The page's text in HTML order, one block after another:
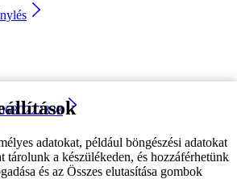
adatokat, például böngészési adatokat
tárolunk a készülékeden, és hozzáférhetünk
és az Összes elutasítása gombok